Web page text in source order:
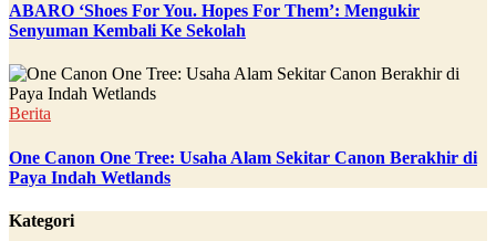
ABARO ‘Shoes For You. Hopes For Them’: Mengukir
Senyuman Kembali Ke Sekolah
Berita
One Canon One Tree: Usaha Alam Sekitar Canon Berakhir di
Paya Indah Wetlands
Kategori